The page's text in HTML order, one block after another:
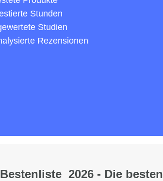
Stunden
Studien
Rezensionen
2026 - Die besten